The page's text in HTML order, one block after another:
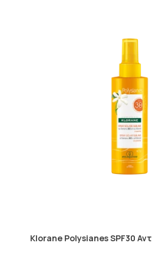
Klorane Polysianes SPF30